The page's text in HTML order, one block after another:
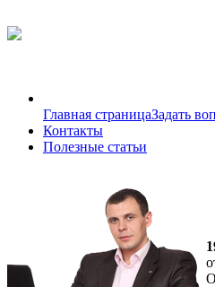
Главная страницаЗадать
Контакты
Полезные статьи